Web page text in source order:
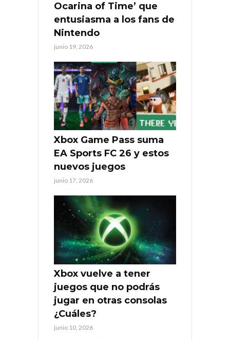
Ocarina of Time’ que
entusiasma a los fans de
Nintendo
junio 19, 2026
Xbox Game Pass suma
EA Sports FC 26 y estos
nuevos juegos
junio 17, 2026
Xbox vuelve a tener
juegos que no podrás
jugar en otras consolas
¿Cuáles?
junio 10, 2026